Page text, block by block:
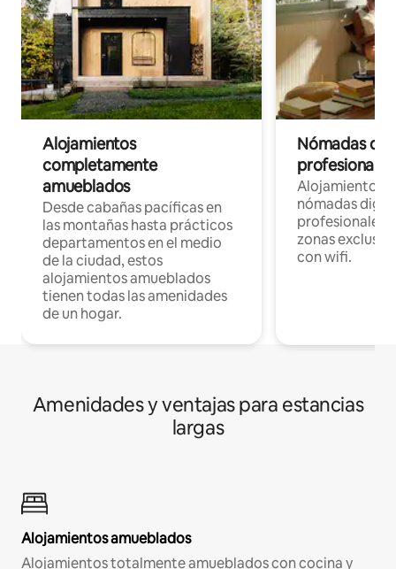
Alojamientos
completamente
amueblados
Desde cabañas pacíficas en
las montañas hasta prácticos
departamentos en el medio
de la ciudad, estos
alojamientos amueblados
tienen todas las amenidades
de un hogar.
Nómadas
Alojamientos
nómadas
profesionales
zonas
con wifi.
Amenidades y ventajas para estancias
largas
Alojamientos amueblados
Alojamientos totalmente amueblados con cocina y